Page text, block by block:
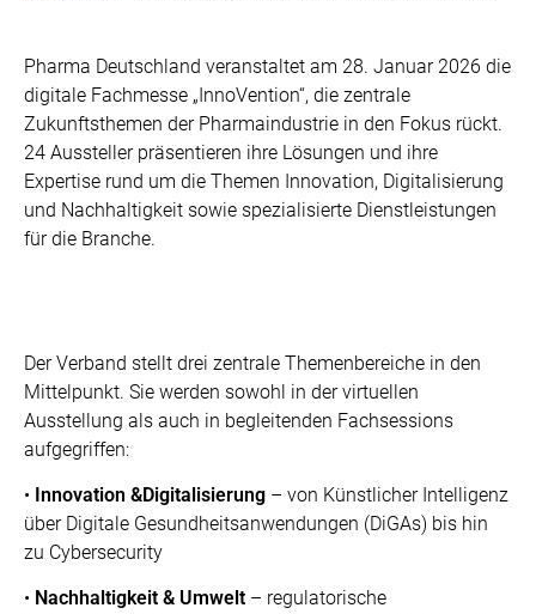
Pharma Deutschland veranstaltet am 28. Januar 2026 die
digitale Fachmesse „InnoVention“, die zentrale
Zukunftsthemen der Pharmaindustrie in den Fokus rückt.
24 Aussteller präsentieren ihre Lösungen und ihre
Expertise rund um die Themen Innovation, Digitalisierung
und Nachhaltigkeit sowie spezialisierte Dienstleistungen
für die Branche.
Der Verband stellt drei zentrale Themenbereiche in den
Mittelpunkt. Sie werden sowohl in der virtuellen
Ausstellung als auch in begleitenden Fachsessions
aufgegriffen:
• Innovation &Digitalisierung – von Künstlicher Intelligenz
über Digitale Gesundheitsanwendungen (DiGAs) bis hin
zu Cybersecurity
• Nachhaltigkeit & Umwelt – regulatorische